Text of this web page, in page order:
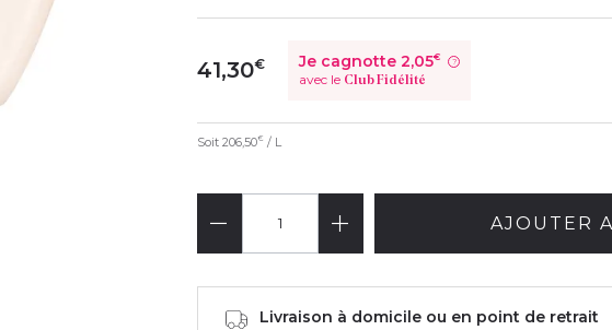
41,30€ Je cagnotte 2,05€
avec le Club Fidélité
?
Soit 206,50€ / L
AJOUTER
Livraison à domicile ou en point de retrait